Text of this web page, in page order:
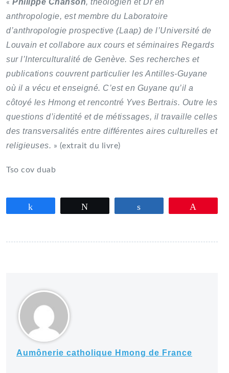
« Philippe Chanson, théologien et Dr en
anthropologie, est membre du Laboratoire
d’anthropologie prospective (Laap) de l’Université de
Louvain et collabore aux cours et séminaires Regards
sur l’Interculturalité de Genève. Ses recherches et
publications couvrent particulier les Antilles-Guyane
où il a vécu et enseigné. C’est en Guyane qu’il a
côtoyé les Hmong et rencontré Yves Bertrais. Outre les
questions d’identité et de métissages, il travaille celles
des transversalités entre différentes aires culturelles et
religieuses. » (extrait du livre)
Tso cov duab
Aumônerie catholique Hmong de France